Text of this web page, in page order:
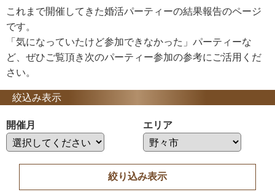
これまで開催してきた婚活パーティーの結果報告のページ
です。
「気になっていたけど参加できなかった」パーティーな
ど、ぜひご覧頂き次のパーティー参加の参考にご活用くだ
さい。
絞込み表示
開催月 エリア